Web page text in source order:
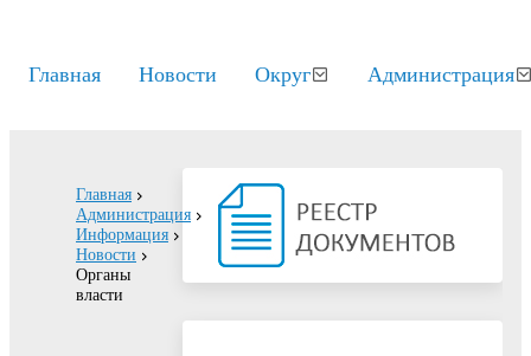
Главная Новости Округ Администрация
Главная
Администрация
Информация
Новости
Органы
власти